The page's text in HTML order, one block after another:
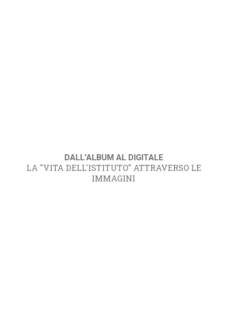
DALL'ALBUM AL DIGITALE
LA "VITA DELL'ISTITUTO" ATTRAVERSO LE
IMMAGINI